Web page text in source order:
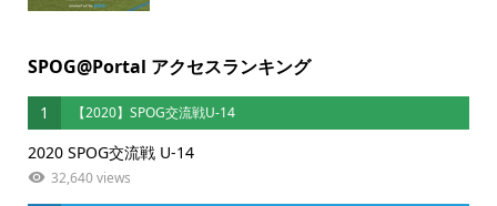
SPOG@Portal アクセスランキング
1 【2020】SPOG交流戦U-14
2020 SPOG交流戦 U-14
32,640 views